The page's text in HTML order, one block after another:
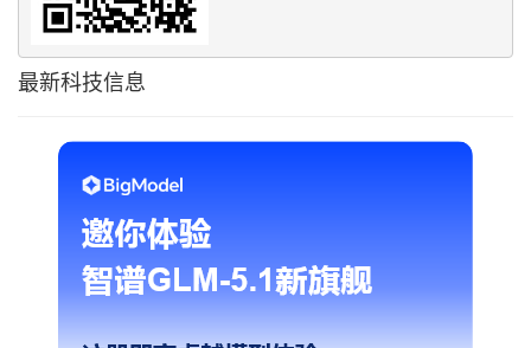
最新科技信息